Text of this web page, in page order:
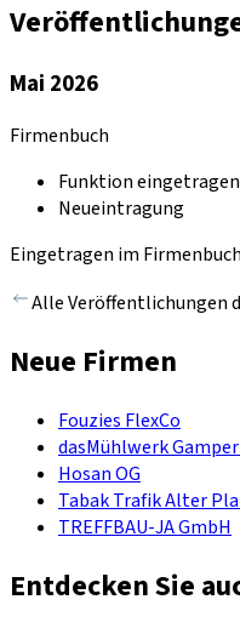
Mai 2026
Firmenbuch
Funktion eingetragen
Neueintragung
Eingetragen im
Alle Veröffentlichungen
Neue Firmen
Fouzies FlexCo
dasMühlwerk
Hosan OG
Tabak Trafik Alter
TREFFBAU-JA GmbH
Entdecken Sie